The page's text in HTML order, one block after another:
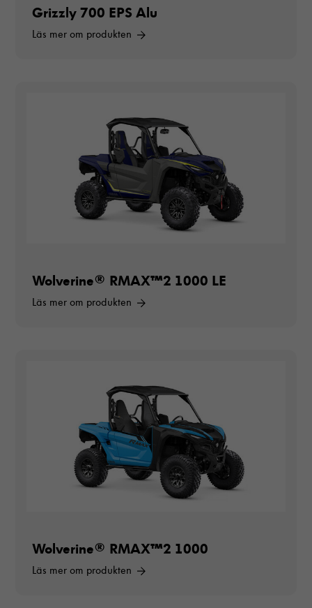
Grizzly 700 EPS Alu
Läs mer om produkten
Wolverine® RMAX™2 1000 LE
Läs mer om produkten
Wolverine® RMAX™2 1000
Läs mer om produkten
Nödvändiga
behövs för att